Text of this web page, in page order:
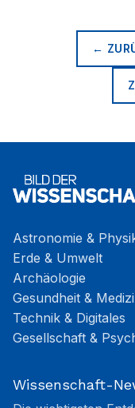
←
Astronomie &
Erde & Umwelt
Archäologie
Gesundheit &
Technik & Digitales
Gesellschaft &
Wissenschaft-